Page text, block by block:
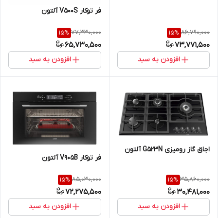
86,790,000
15%
73,771,500
افزودن به سبد
فر توکار V500S آلتون
77,330,000
15%
65,730,500
افزودن به سبد
اجاق گاز رومیزی G523N آلتون
35,860,000
15%
30,481,000
افزودن به سبد
فر توکار V905B آلتون
85,030,000
15%
72,275,500
افزودن به سبد